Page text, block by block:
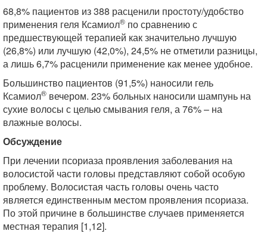
68,8% пациентов из 388 расценили простоту/удобство
применения геля Ксамиол® по сравнению с
предшествующей терапией как значительно лучшую
(26,8%) или лучшую (42,0%), 24,5% не отметили разницы,
а лишь 6,7% расценили применение как менее удобное.
Большинство пациентов (91,5%) наносили гель
Ксамиол® вечером. 23% больных наносили шампунь на
сухие волосы с целью смывания геля, а 76% – на
влажные волосы.
Обсуждение
При лечении псориаза проявления заболевания на
волосистой части головы представляют собой особую
проблему. Волосистая часть головы очень часто
является единственным местом проявления псориаза.
По этой причине в большинстве случаев применяется
местная терапия [1,12].